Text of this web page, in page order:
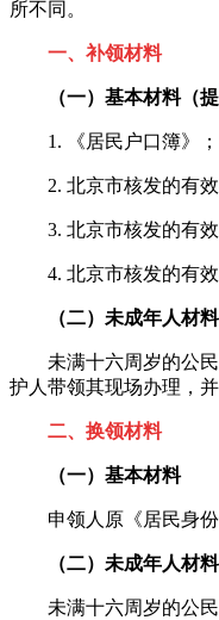
所不同。
一、补领材料
（一）基本材料（
1. 《居民户口簿》；
2. 北京市核发的有效
3. 北京市核发的有效
4. 北京市核发的有效
（二）未成年人材料
未满十六周岁的公民
护人带领其现场办理，
二、换领材料
（一）基本材料
申领人原《居民身份
（二）未成年人材料
未满十六周岁的公民